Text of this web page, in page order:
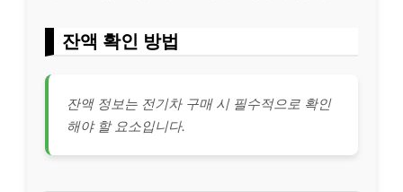
잔액 확인 방법
잔액 정보는 전기차 구매 시 필수적으로 확인
해야 할 요소입니다.